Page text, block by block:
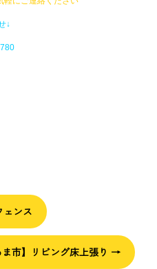
↓
ェンス
ま市】リビング床上張り →